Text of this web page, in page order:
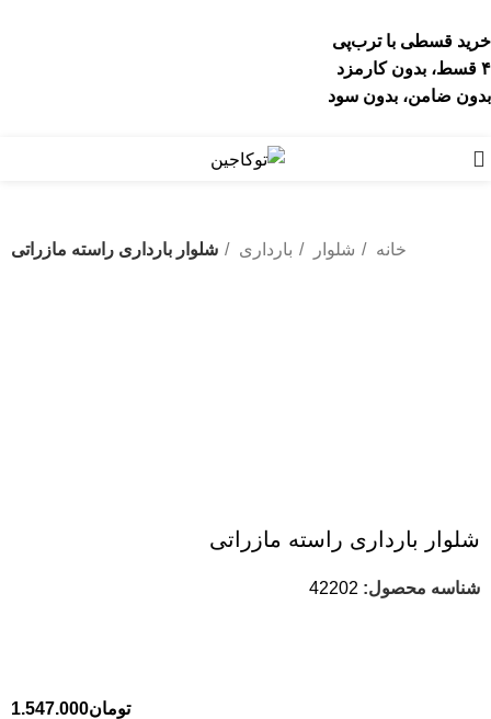
خرید قسطی با ترب‌پی
۴ قسط، بدون کارمزد
بدون ضامن، بدون سود
خانه شلوار بارداری شلوار بارداری راسته مازراتی
شلوار بارداری راسته مازراتی
شناسه محصول: 42202
تومان1.547.000